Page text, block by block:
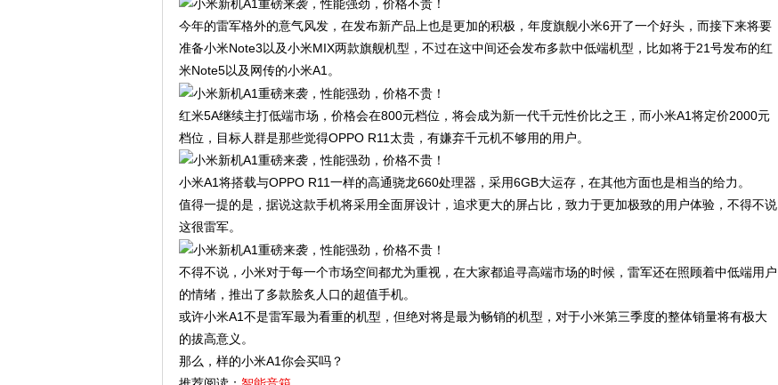
今年的雷军格外的意气风发，在发布新产品上也是更加的积极，年度旗舰小米6开了一个好头，而接下来将要
准备小米Note3以及小米MIX两款旗舰机型，不过在这中间还会发布多款中低端机型，比如将于21号发布的红
米Note5以及网传的小米A1。
红米5A继续主打低端市场，价格会在800元档位，将会成为新一代千元性价比之王，而小米A1将定价2000元
档位，目标人群是那些觉得OPPO R11太贵，有嫌弃千元机不够用的用户。
小米A1将搭载与OPPO R11一样的高通骁龙660处理器，采用6GB大运存，在其他方面也是相当的给力。
值得一提的是，据说这款手机将采用全面屏设计，追求更大的屏占比，致力于更加极致的用户体验，不得不说
这很雷军。
不得不说，小米对于每一个市场空间都尤为重视，在大家都追寻高端市场的时候，雷军还在照顾着中低端用户
的情绪，推出了多款脍炙人口的超值手机。
或许小米A1不是雷军最为看重的机型，但绝对将是最为畅销的机型，对于小米第三季度的整体销量将有极大
的拔高意义。
那么，样的小米A1你会买吗？